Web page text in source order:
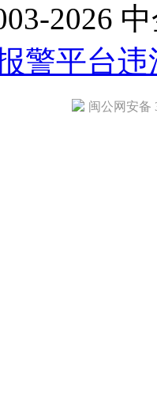
2026
警平台违
闽公网安备